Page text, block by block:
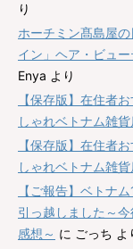
り
ホーチミン髙島屋
イン」ヘア・ビュ
Enya より
【保存版】在住者
しゃれベトナム雑
【保存版】在住者
しゃれベトナム雑
【ご報告】ベトナ
引っ越しました～
感想～ に ごっち よ